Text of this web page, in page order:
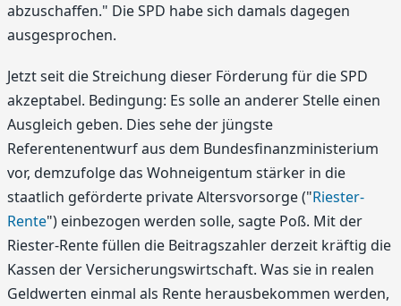
abzuschaffen." Die SPD habe sich damals dagegen
ausgesprochen.
Jetzt seit die Streichung dieser Förderung für die SPD
akzeptabel. Bedingung: Es solle an anderer Stelle einen
Ausgleich geben. Dies sehe der jüngste
Referentenentwurf aus dem Bundesfinanzministerium
vor, demzufolge das Wohneigentum stärker in die
staatlich geförderte private Altersvorsorge ("Riester-
Rente") einbezogen werden solle, sagte Poß. Mit der
Riester-Rente füllen die Beitragszahler derzeit kräftig die
Kassen der Versicherungswirtschaft. Was sie in realen
Geldwerten einmal als Rente herausbekommen werden,